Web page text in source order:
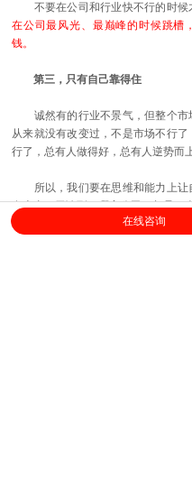
不要在公司和行业快不行的时候
在公司最风光、最巅峰的时候跳槽
钱。
第三，只有自己靠得住
诚然有的行业不景气，但整个市
从来就没有改变过，不是市场不行了
行了，总有人做得好，总有人逆势而
所以，我们要在思维和能力上让
有本事，无论到了哪家公司，都是一
在线咨询